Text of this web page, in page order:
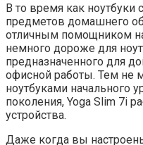
В то время как ноутбуки
предметов домашнего
отличным помощником
немного дороже для
предназначенного для
офисной работы. Тем не
ноутбуками начального
поколения, Yoga Slim 7i
устройства.
Даже когда вы